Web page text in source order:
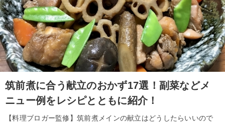
筑前煮に合う献立のおかず17選！副菜などメ
ニュー例をレシピとともに紹介！
【料理ブロガー監修】筑前煮メインの献立はどうしたらいいので